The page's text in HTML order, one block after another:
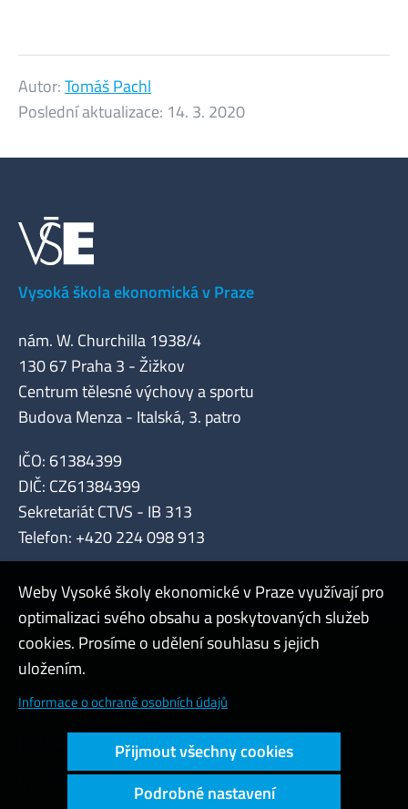
Autor:Tomáš Pachl
Poslední aktualizace: 14. 3. 2020
Vysoká škola ekonomická v Praze
nám. W. Churchilla 1938/4
130 67 Praha 3 - Žižkov
Centrum tělesné výchovy a sportu
Budova Menza - Italská, 3. patro
IČO: 61384399
DIČ: CZ61384399
Sekretariát CTVS - IB 313
Telefon: +420 224 098 913
Admin
Cookies a ochrana osobních údajů
Přístupnost webu
Vysoký kontrast
Weby Vysoké školy ekonomické v Praze využívají pro
optimalizaci svého obsahu a poskytovaných služeb
cookies. Prosíme o udělení souhlasu s jejich
uložením.
Informace o ochraně osobních údajů
Přijmout všechny cookies
Podrobné nastavení